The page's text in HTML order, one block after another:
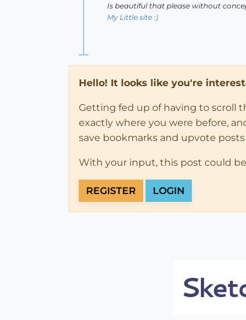
Is beautiful that please without
My Little site :)
Hello! It looks like you're
Getting fed up of having to scroll
exactly where you were before,
save bookmarks and upvote
With your input, this post could
REGISTER LOGIN